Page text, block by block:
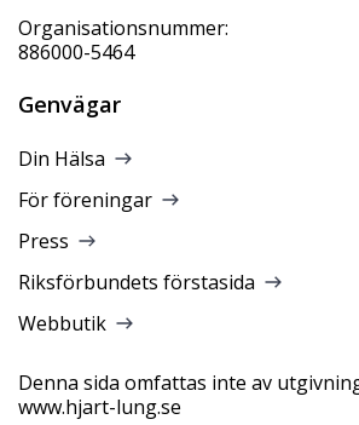
Organisationsnummer:
886000-5464
Genvägar
Din Hälsa
För föreningar
Press
Riksförbundets förstasida
Webbutik
Denna sida omfattas inte av
www.hjart-lung.se